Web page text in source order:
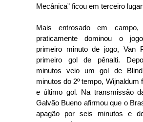
Mecânica” ficou em terceiro
Mais entrosado em campo,
praticamente dominou o
primeiro minuto de jogo, Van
primeiro gol de pênalti.
minutos veio um gol de
minutos do 2º tempo, Wijnaldum
e último gol. Na transmissão
Galvão Bueno afirmou que o
apagão por seis minutos e